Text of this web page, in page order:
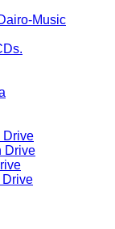
Music
Drive
Drive
Drive